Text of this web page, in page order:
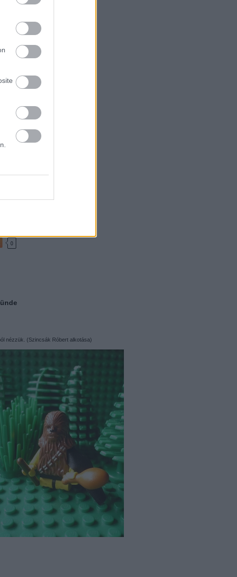
0
nézzük. (Szincsák Róbert alkotása)